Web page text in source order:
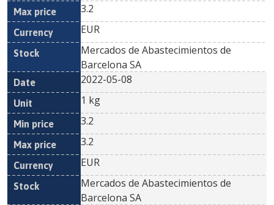
3.2
EUR
Mercados de Abastecimientos de
Barcelona SA
2022-05-08
1 kg
3.2
3.2
EUR
Mercados de Abastecimientos de
Barcelona SA